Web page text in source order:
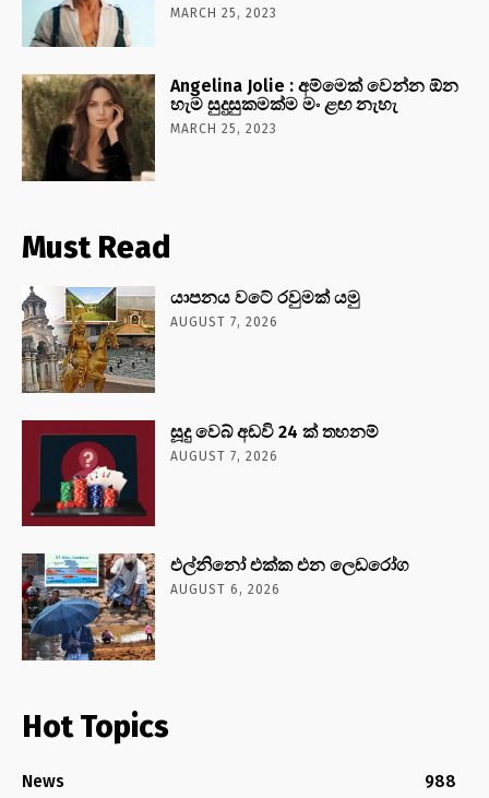
MARCH 25, 2023
Angelina Jolie : අම්මෙක් වෙන්න ඕන
හැම සුදුසුකමක්ම මං ළඟ නැහැ
MARCH 25, 2023
Must Read
යාපනය වටේ රවුමක් යමු
AUGUST 7, 2026
සූදු වෙබ් අඩවි 24 ක් තහනම්
AUGUST 7, 2026
එල්නිනෝ එක්ක එන ලෙඩරෝග
AUGUST 6, 2026
Hot Topics
News
988